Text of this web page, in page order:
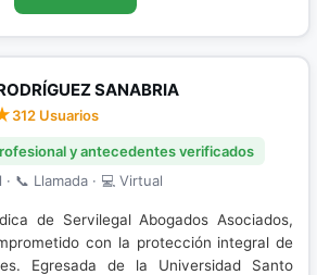
SANABRIA
312 Usuarios
y antecedentes verificados
📞 Llamada · 💻 Virtual
de Servilegal Abogados Asociados,
con la protección integral de
Egresada de la Universidad Santo